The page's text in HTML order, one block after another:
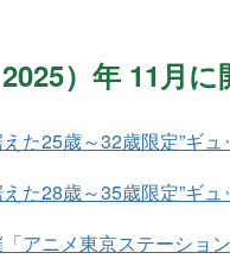
）年 11月
た25歳～32歳限定”ギ
た28歳～35歳限定”ギ
アニメ東京ステーショ